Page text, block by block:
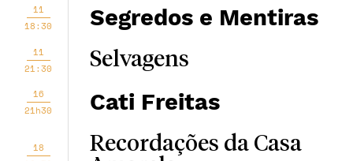
11
18:30
Segredos e Mentiras
11
21:30
Selvagens
16
21h30
Cati Freitas
18
Recordações da Casa